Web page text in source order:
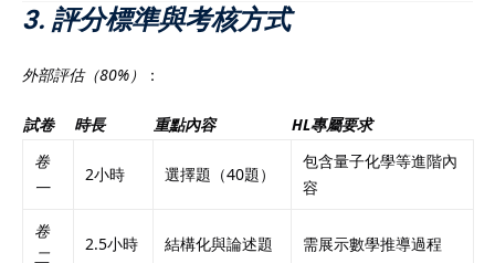
3. 評分標準與考核方式
外部評估（80%） ：
試卷 時長 重點內容
HL專屬要求
卷
一
2小時 選擇題（40題）
包含量子化學等進階內
容
卷
二
2.5小時 結構化與論述題 需展示數學推導過程